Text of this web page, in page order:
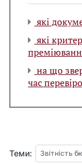
які
які
на що
час
Теми: Звітність